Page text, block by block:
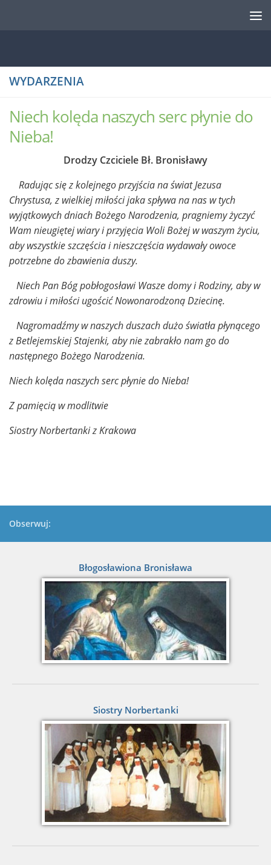
WYDARZENIA
Niech kolęda naszych serc płynie do
Nieba!
Drodzy Czciciele Bł. Bronisławy
Radując się z kolejnego przyjścia na świat Jezusa
Chrystusa, z wielkiej miłości jaka spływa na nas w tych
wyjątkowych dniach Bożego Narodzenia, pragniemy życzyć
Wam nieugiętej wiary i przyjęcia Woli Bożej w waszym życiu,
aby wszystkie szczęścia i nieszczęścia wydawały owoce
potrzebne do zbawienia duszy.
Niech Pan Bóg pobłogosławi Wasze domy i Rodziny, aby w
zdrowiu i miłości ugościć Nowonarodzoną Dziecinę.
Nagromadźmy w naszych duszach dużo światła płynącego
z Betlejemskiej Stajenki, aby nie zabrakło nam go do
następnego Bożego Narodzenia.
Niech kolęda naszych serc płynie do Nieba!
Z pamięcią w modlitwie
Siostry Norbertanki z Krakowa
Obserwuj:
Błogosławiona Bronisława
Siostry Norbertanki